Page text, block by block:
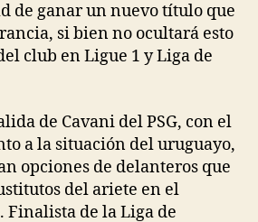
de ganar un nuevo título que
si bien no ocultará esto
club en Ligue 1 y Liga de
de Cavani del PSG, con el
a la situación del uruguayo,
opciones de delanteros que
del ariete en el
Finalista de la Liga de